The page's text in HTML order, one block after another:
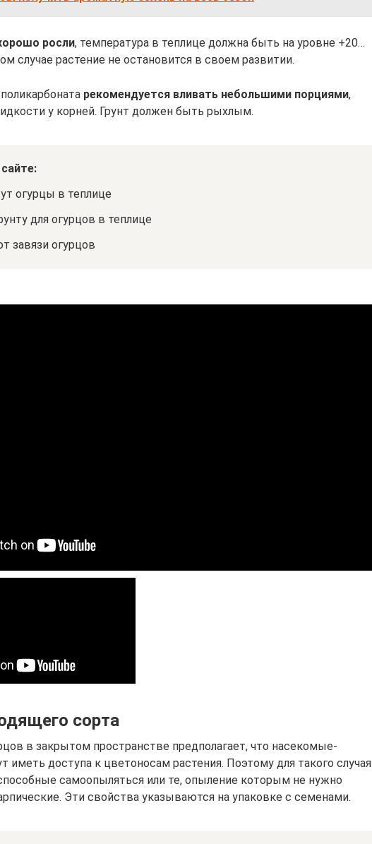
росли, температура в теплице должна быть на уровне +20…
случае растение не остановится в своем развитии.
рекомендуется вливать небольшими порциями,
у корней. Грунт должен быть рыхлым.
огурцы в теплице
для огурцов в теплице
завязи огурцов
сорта
в закрытом пространстве предполагает, что насекомые-
иметь доступа к цветоносам растения. Поэтому для такого случая
самоопыляться или те, опыление которым не нужно
Эти свойства указываются на упаковке с семенами.